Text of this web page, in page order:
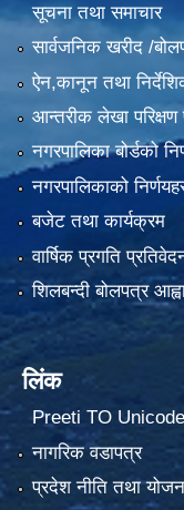
सूचना तथा समाचार
सार्वजनिक खरीद /
ऐन,कानून तथा
आन्तरीक लेखा परिक्षण
नगरपालिका बोर्डको
नगरपालिकाको
बजेट तथा कार्यक्रम
वार्षिक प्रगति
शिलबन्दी बोलपत्र
लिंक
Preeti TO Unicode
नागरिक वडापत्र
प्रदेश नीति तथा